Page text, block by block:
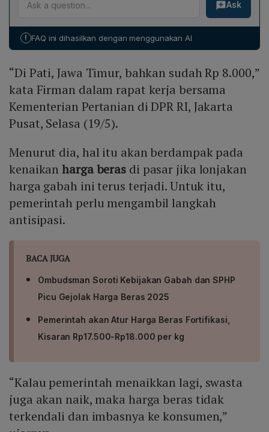
petani untuk meningkatkan keamanan transaksi, serta
menguji skema mengubah peran tengkulak menjadi
transporter gabah di Jawa Barat, yang bila berhasil
akan diperluas ke seluruh Indonesia.
gabah sebesar 430 ribu ton setara beras atau sekitar
800 ribu ton gabah kering panen (GKP) pada Mei
telah mencapai sekitar 350 ribu ton, menunjukkan
tahun.
Ask
! FAQ ini dihasilkan dengan menggunakan AI
“Di Pati, Jawa Timur, bahkan sudah Rp 8.000,”
kata Firman dalam rapat kerja bersama
Kementerian Pertanian di DPR RI, Jakarta
Pusat, Selasa (19/5).
Menurut dia, hal itu akan berdampak pada
kenaikanharga beras di pasar jika lonjakan
harga gabah ini terus terjadi. Untuk itu,
pemerintah perlu mengambil langkah
antisipasi.
BACA JUGA
Ombudsman Soroti Kebijakan Gabah dan SPHP
Picu Gejolak Harga Beras 2025
Pemerintah akan Atur Harga Beras Fortifikasi,
Kisaran Rp17.500-Rp18.000 per kg
“Kalau pemerintah menaikkan lagi, swasta
juga akan naik, maka harga beras tidak
terkendali dan imbasnya ke konsumen,”